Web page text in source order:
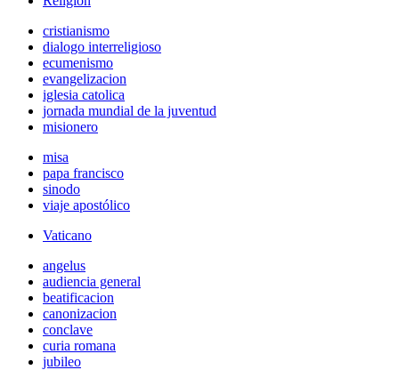
cristianismo
dialogo interreligioso
ecumenismo
evangelizacion
iglesia catolica
jornada mundial de la juventud
misionero
misa
papa francisco
sinodo
viaje apostólico
Vaticano
angelus
audiencia general
beatificacion
canonizacion
conclave
curia romana
jubileo